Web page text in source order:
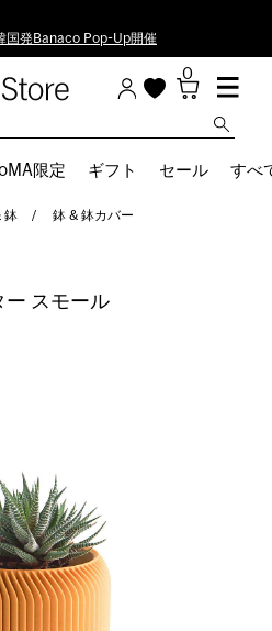
国発Banaco Pop-Up開催
0
限定 ギフト セール すべ
鉢 鉢 & 鉢カバー
ー スモール